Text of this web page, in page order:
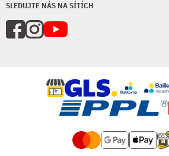
SLEDUJTE NÁS NA SÍTÍCH